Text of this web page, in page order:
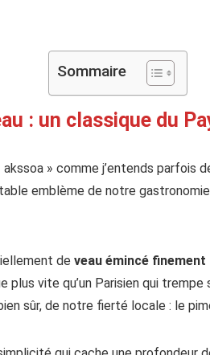
Sommaire
: un classique du
akssoa » comme j’entends
emblème de notre
de veau émincé
plus vite qu’un Parisien qui
sûr, de notre fierté locale : le